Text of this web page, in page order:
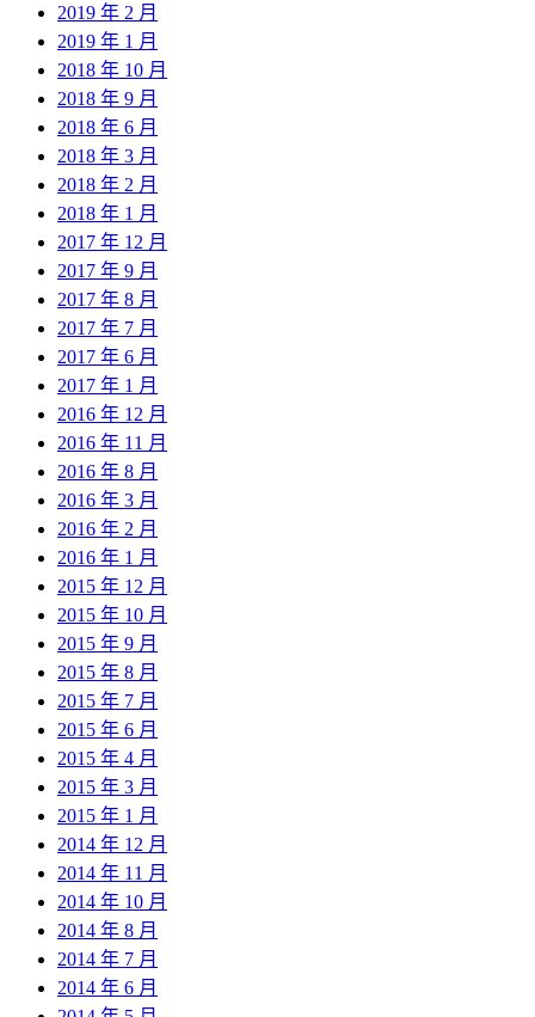
2019 年 2 月
2019 年 1 月
2018 年 10 月
2018 年 9 月
2018 年 6 月
2018 年 3 月
2018 年 2 月
2018 年 1 月
2017 年 12 月
2017 年 9 月
2017 年 8 月
2017 年 7 月
2017 年 6 月
2017 年 1 月
2016 年 12 月
2016 年 11 月
2016 年 8 月
2016 年 3 月
2016 年 2 月
2016 年 1 月
2015 年 12 月
2015 年 10 月
2015 年 9 月
2015 年 8 月
2015 年 7 月
2015 年 6 月
2015 年 4 月
2015 年 3 月
2015 年 1 月
2014 年 12 月
2014 年 11 月
2014 年 10 月
2014 年 8 月
2014 年 7 月
2014 年 6 月